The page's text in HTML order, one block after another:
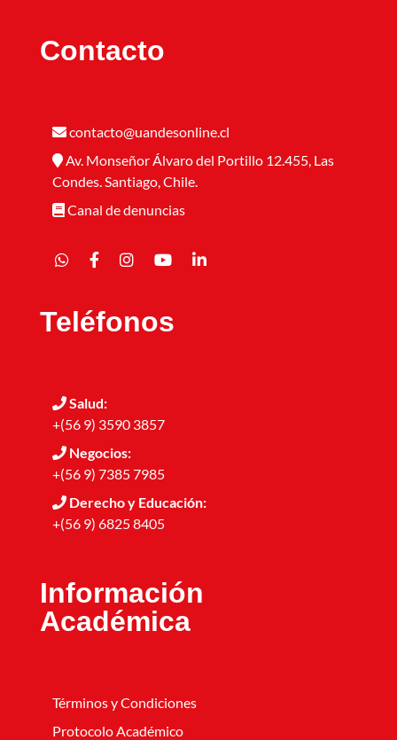
Contacto
contacto@uandesonline.cl
Av. Monseñor Álvaro del Portillo 12.455, Las
Condes. Santiago, Chile.
Canal de denuncias
Teléfonos
Salud:
+(56 9) 3590 3857
Negocios:
+(56 9) 7385 7985
Derecho y Educación:
+(56 9) 6825 8405
Información
Académica
Términos y Condiciones
Protocolo Académico